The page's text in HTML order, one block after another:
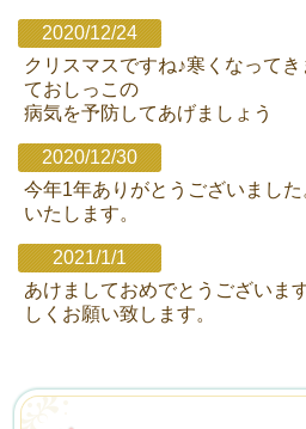
2020/12/24
クリスマスですね♪寒くなって
ておしっこの
病気を予防してあげましょう
2020/12/30
今年1年ありがとうございまし
いたします。
2021/1/1
あけましておめでとうございま
しくお願い致します。